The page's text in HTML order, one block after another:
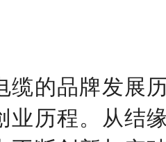
缆的品牌发展
业历程。从结